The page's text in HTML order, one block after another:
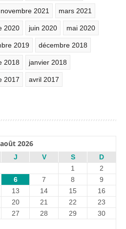
novembre 2021 mars 2021
2020 juin 2020 mai 2020
2019 décembre 2018
2018 janvier 2018
2017 avril 2017
août 2026
J V S
D
1
2
6 7 8
9
13 14 15
16
20 21 22
23
27 28 29
30